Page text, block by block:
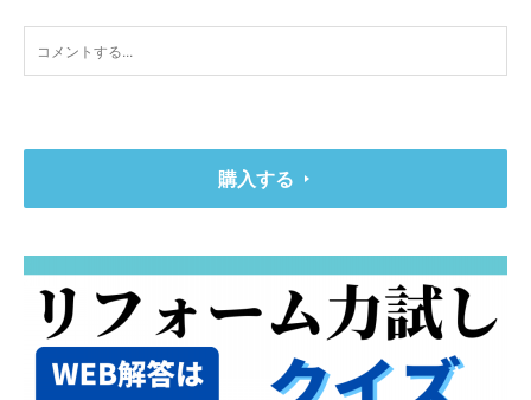
購入する